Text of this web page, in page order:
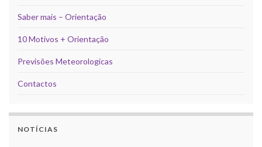
Saber mais – Orientação
10 Motivos + Orientação
Previsões Meteorologicas
Contactos
NOTÍCIAS